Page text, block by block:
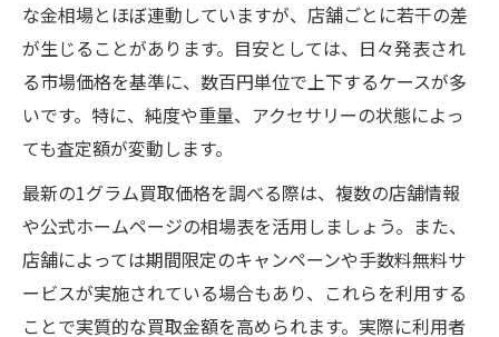
な金相場とほぼ連動していますが、店舗ごとに若干の差
が生じることがあります。目安としては、日々発表され
る市場価格を基準に、数百円単位で上下するケースが多
いです。特に、純度や重量、アクセサリーの状態によっ
ても査定額が変動します。
最新の1グラム買取価格を調べる際は、複数の店舗情報
や公式ホームページの相場表を活用しましょう。また、
店舗によっては期間限定のキャンペーンや手数料無料サ
ービスが実施されている場合もあり、これらを利用する
ことで実質的な買取金額を高められます。実際に利用者